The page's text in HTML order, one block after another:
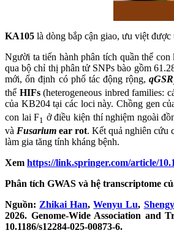
KA105 là dòng bắp cận giao, ưu việt
Người ta tiến hành phân tích quần thể
qua bộ chỉ thị phân tử SNPs bào gồm
mới, ổn định có phổ tác động rộng,qGSR
thể HIFs(heterogeneous inbred families:
của KB204 tại các loci này. Chồng gen
con lai F1 ở điều kiện thí nghiệm ngoài
và Fusarium ear rot. Kết quả nghiên cứu
làm gia tăng tính kháng bệnh.
Xem https://link.springer.com/article/
Phân tích GWAS và hệ transcriptome
Nguồn: Zhikai Han,Wenyu Lu,
2026. Genome-Wide Association and
10.1186/s12284-025-00873-6.